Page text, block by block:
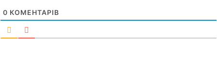
0 КОМЕНТАРІВ